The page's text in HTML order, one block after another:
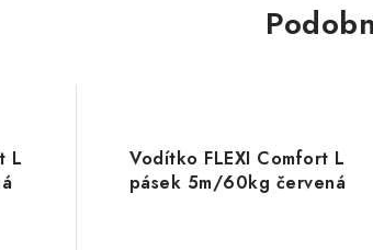
L
Vodítko FLEXI Comfort L
pásek 5m/60kg červená